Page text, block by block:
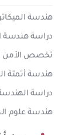
هندسة
دراسة هندسة
تخصص الأمن
هندسة أتمتة
دراسة
هندسة علوم